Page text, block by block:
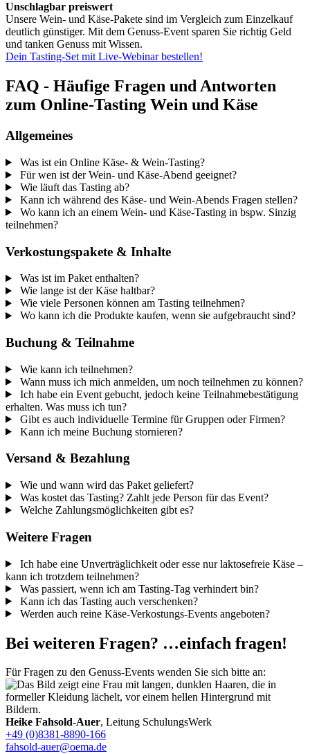
Unschlagbar preiswert
Unsere Wein- und Käse-Pakete sind im Vergleich zum Einzelkauf
deutlich günstiger. Mit dem Genuss-Event sparen Sie richtig Geld
und tanken Genuss mit Wissen.
Dein Tasting-Set mit Live-Webinar bestellen!
FAQ - Häufige Fragen und Antworten
zum Online-Tasting Wein und Käse
Allgemeines
Was ist ein Online Käse- & Wein-Tasting?
Für wen ist der Wein- und Käse-Abend geeignet?
Wie läuft das Tasting ab?
Kann ich während des Käse- und Wein-Abends Fragen stellen?
Wo kann ich an einem Wein- und Käse-Tasting in bspw. Sinzig
teilnehmen?
Verkostungspakete & Inhalte
Was ist im Paket enthalten?
Wie lange ist der Käse haltbar?
Wie viele Personen können am Tasting teilnehmen?
Wo kann ich die Produkte kaufen, wenn sie aufgebraucht sind?
Buchung & Teilnahme
Wie kann ich teilnehmen?
Wann muss ich mich anmelden, um noch teilnehmen zu können?
Ich habe ein Event gebucht, jedoch keine Teilnahmebestätigung
erhalten. Was muss ich tun?
Gibt es auch individuelle Termine für Gruppen oder Firmen?
Kann ich meine Buchung stornieren?
Versand & Bezahlung
Wie und wann wird das Paket geliefert?
Was kostet das Tasting? Zahlt jede Person für das Event?
Welche Zahlungsmöglichkeiten gibt es?
Weitere Fragen
Ich habe eine Unverträglichkeit oder esse nur laktosefreie Käse –
kann ich trotzdem teilnehmen?
Was passiert, wenn ich am Tasting-Tag verhindert bin?
Kann ich das Tasting auch verschenken?
Werden auch reine Käse-Verkostungs-Events angeboten?
Bei weiteren Fragen? …einfach fragen!
Für Fragen zu den Genuss-Events wenden Sie sich bitte an:
Heike Fahsold-Auer, Leitung SchulungsWerk
+49 (0)8381-8890-166
fahsold-auer@oema.de